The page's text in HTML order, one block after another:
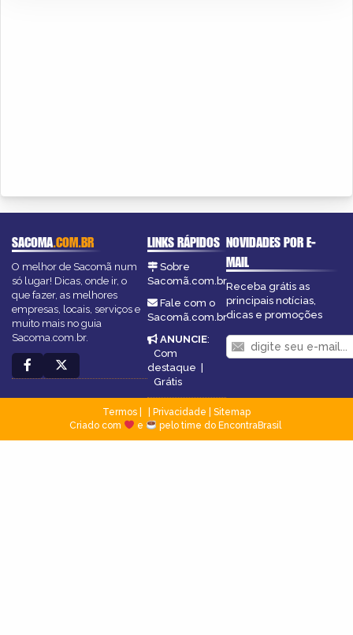
SACOMA.COM.BR
O melhor de Sacomã num
só lugar! Dicas, onde ir, o
que fazer, as melhores
empresas, locais, serviços e
muito mais no guia
Sacoma.com.br.
LINKS RÁPIDOS
Sobre
Sacomã.com.br
Fale com o
Sacomã.com.br
ANUNCIE:
Com
destaque |
Grátis
NOVIDADES POR E-
MAIL
Receba grátis as
principais notícias,
dicas e promoções
Termos Privacidade
Sitemap
Criado com
e pelo time do EncontraBrasil